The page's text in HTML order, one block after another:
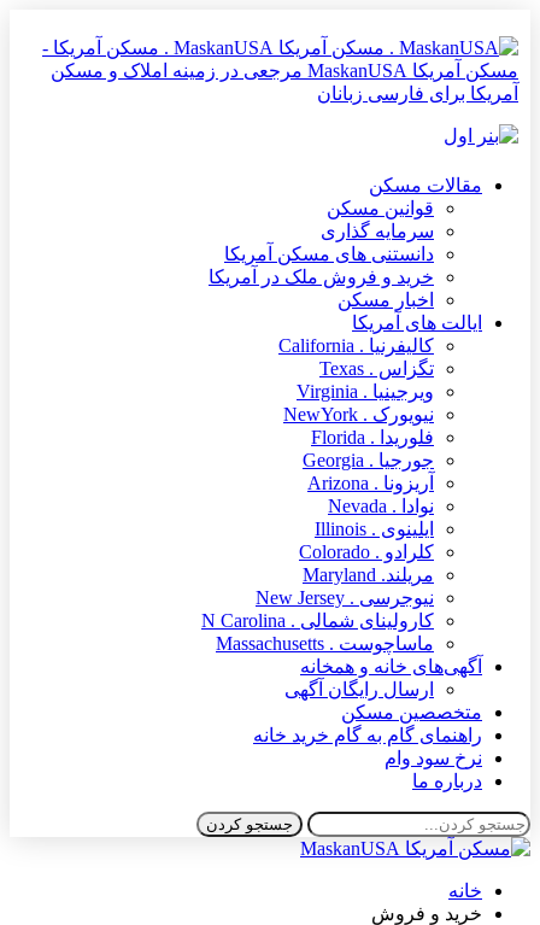
MaskanUSA . مسکن آمریکا -
مسکن آمریکا MaskanUSA مرجعی در زمینه املاک و مسکن
آمریکا برای فارسی زبانان
مقالات مسکن
قوانین مسکن
سرمایه گذاری
دانستنی های مسکن آمریکا
خرید و فروش ملک در آمریکا
اخبار مسکن
ایالت های آمریکا
کالیفرنیا . California
تگزاس . Texas
ویرجینیا . Virginia
نیویورک . NewYork
فلوریدا . Florida
جورجیا . Georgia
آریزونا . Arizona
نوادا . Nevada
ایلینوی . Illinois
کلرادو . Colorado
مریلند. Maryland
نیوجرسی . New Jersey
کارولینای شمالی . N Carolina
ماساچوست . Massachusetts
آگهی‌های خانه و همخانه
ارسال رایگان آگهی
متخصصین مسکن
راهنمای گام به گام خرید خانه
نرخ سود وام
درباره ما
خانه
خرید و فروش